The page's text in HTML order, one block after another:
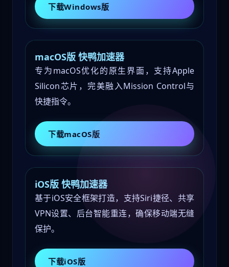
下载Windows版
macOS版 快鸭加速器
专为macOS优化的原生界面，支持Apple
Silicon芯片，完美融入Mission Control与
快捷指令。
下载macOS版
iOS版 快鸭加速器
基于iOS安全框架打造，支持Siri捷径、共享
VPN设置、后台智能重连，确保移动端无缝
保护。
下载iOS版